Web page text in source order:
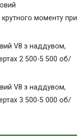
крутного моменту при
V8 з наддувом,
2 500-5 500 об/
V8 з наддувом,
3 500-5 000 об/